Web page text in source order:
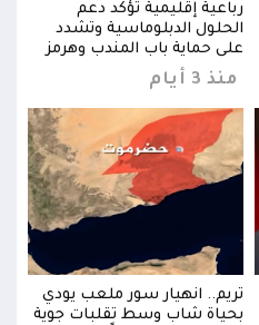
رباعية إقليمية تؤكد دعم
الحلول الدبلوماسية وتشدد
على حماية باب المندب وهرمز
منذ 3 أيام
تريم.. انهيار سور ملعب يودي
بحياة شاب وسط تقلبات جوية